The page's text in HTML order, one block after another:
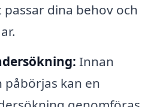
passar dina behov och
Innan
kan en